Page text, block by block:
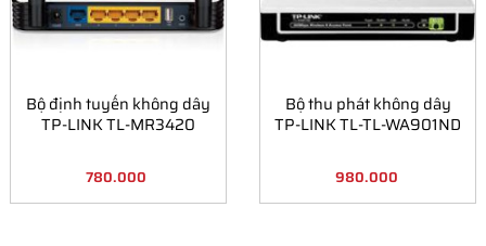
Bộ định tuyến không dây
TP-LINK TL-MR3420
780.000
Bộ thu phát không dây
TP-LINK TL-TL-WA901ND
980.000